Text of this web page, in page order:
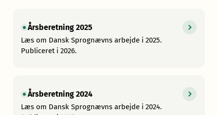
Årsberetning 2025
Læs om Dansk Sprognævns arbejde i 2025.
Publiceret i 2026.
Årsberetning 2024
Læs om Dansk Sprognævns arbejde i 2024.